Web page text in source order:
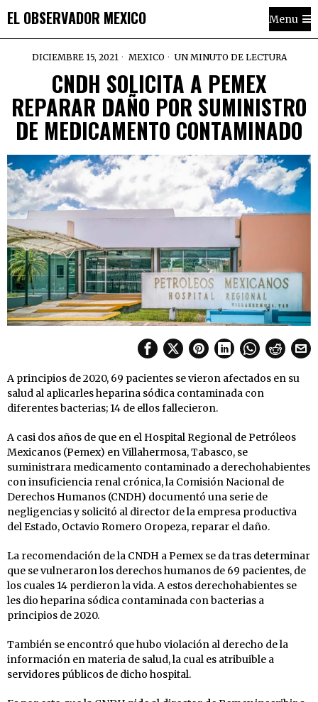
EL OBSERVADOR MEXICO Menu
DICIEMBRE 15, 2021 MEXICO UN MINUTO DE LECTURA
CNDH SOLICITA A PEMEX
REPARAR DAÑO POR SUMINISTRO
DE MEDICAMENTO CONTAMINADO
A principios de 2020, 69 pacientes se vieron afectados en su
salud al aplicarles heparina sódica contaminada con
diferentes bacterias; 14 de ellos fallecieron.
A casi dos años de que en el Hospital Regional de Petróleos
Mexicanos (Pemex) en Villahermosa, Tabasco, se
suministrara medicamento contaminado a derechohabientes
con insuficiencia renal crónica, la Comisión Nacional de
Derechos Humanos (CNDH) documentó una serie de
negligencias y solicitó al director de la empresa productiva
del Estado, Octavio Romero Oropeza, reparar el daño.
La recomendación de la CNDH a Pemex se da tras determinar
que se vulneraron los derechos humanos de 69 pacientes, de
los cuales 14 perdieron la vida. A estos derechohabientes se
les dio heparina sódica contaminada con bacterias a
principios de 2020.
También se encontró que hubo violación al derecho de la
información en materia de salud, la cual es atribuible a
servidores públicos de dicho hospital.